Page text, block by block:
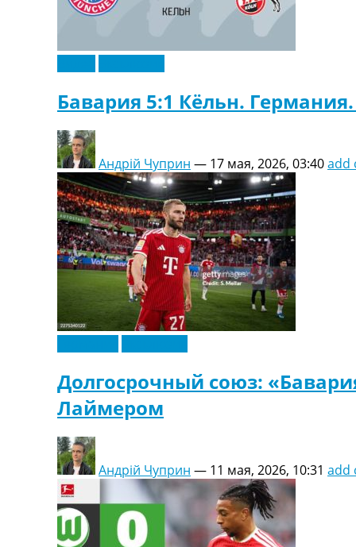
Бавария 5:1 Кёльн.
Андрій Чуприн — 17 мая, 2026, 03:40add
Долгосрочный союз:
Лаймером
Андрій Чуприн — 11 мая, 2026, 10:31 add